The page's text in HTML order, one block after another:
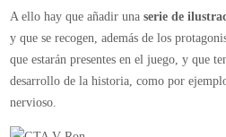
A ello hay que añadir unaserie de
y que se recogen, además de los
que estarán presentes en el juego, y que
desarrollo de la historia, como por
nervioso.